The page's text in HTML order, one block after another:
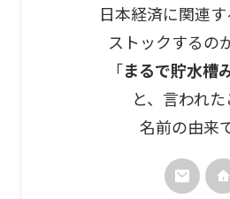
日本経済に関連
ストックするの
「まるで貯水槽
と、言われ
名前の由来